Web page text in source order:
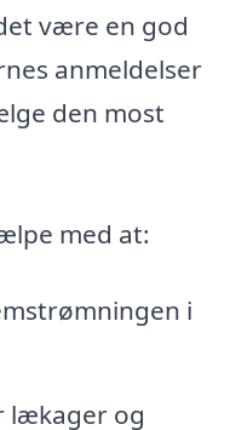
være en god
anmeldelser
den most
med at:
i
lækager og